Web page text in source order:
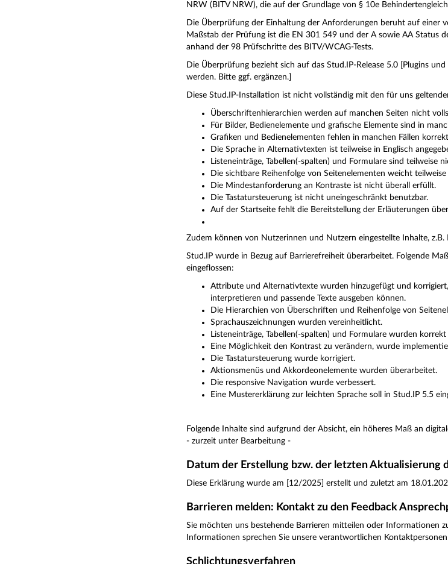
NRW (BITV NRW), die auf der Grundlage von § 10e
Die Überprüfung der Einhaltung der Anforderungen beruht auf
Maßstab der Prüfung ist die EN 301 549 und der A sowie AA Status
anhand der 98 Prüfschritte des BITV/WCAG-Tests.
Die Überprüfung bezieht sich auf das Stud.IP-Release 5.0 [Plugins
werden. Bitte ggf. ergänzen.]
Diese Stud.IP-Installation ist nicht vollständig mit den für uns
Überschriftenhierarchien werden auf manchen Seiten nicht
Für Bilder, Bedienelemente und grafische Elemente sind in
Grafiken und Bedienelementen fehlen in manchen Fällen
Die Sprache in Alternativtexten ist teilweise in Englisch
Listeneinträge, Tabellen(-spalten) und Formulare sind teilweise
Die sichtbare Reihenfolge von Seitenelementen weicht
Die Mindestanforderung an Kontraste ist nicht überall erfüllt.
Die Tastatursteuerung ist nicht uneingeschränkt benutzbar.
Auf der Startseite fehlt die Bereitstellung der Erläuterungen
Zudem können von Nutzerinnen und Nutzern eingestellte Inhalte, z.B.
Stud.IP wurde in Bezug auf Barrierefreiheit überarbeitet. Folgende
eingeflossen:
Attribute und Alternativtexte wurden hinzugefügt und
interpretieren und passende Texte ausgeben können.
Die Hierarchien von Überschriften und Reihenfolge von
Sprachauszeichnungen wurden vereinheitlicht.
Listeneinträge, Tabellen(-spalten) und Formulare wurden
Eine Möglichkeit den Kontrast zu verändern, wurde
Die Tastatursteuerung wurde korrigiert.
Aktionsmenüs und Akkordeonelemente wurden überarbeitet.
Die responsive Navigation wurde verbessert.
Eine Mustererklärung zur leichten Sprache soll in Stud.IP 5.5
Folgende Inhalte sind aufgrund der Absicht, ein höheres Maß an
- zurzeit unter Bearbeitung -
Datum der Erstellung bzw. der letzten Aktualisierung
Diese Erklärung wurde am [12/2025] erstellt und zuletzt am
Barrieren melden: Kontakt zu den Feedback
Sie möchten uns bestehende Barrieren mitteilen oder Informationen
Informationen sprechen Sie unsere verantwortlichen
Schlichtungsverfahren